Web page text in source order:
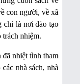
con người, về xã
chỉ là nơi đào tạo
nhiệm.
đã nhiệt tình tham
nhà sách, nhà